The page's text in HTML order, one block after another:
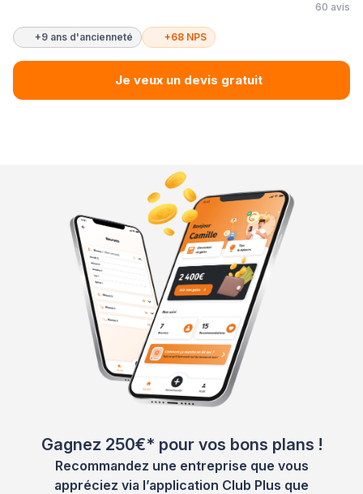
60 avis
+9 ans d'ancienneté +68 NPS
Je veux un devis gratuit
Gagnez 250€* pour vos bons plans !
Recommandez une entreprise que vous
appréciez via l’application Club Plus que